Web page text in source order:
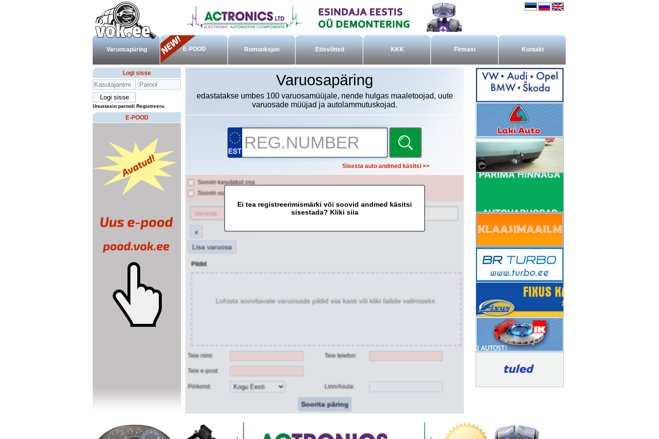
Varuosapäring E-POOD Romuoksjon Ettevõtted KKK Firmast Kontakt
Logi sisse
Unustasin parooli Registreeru
E-POOD
Varuosapäring
edastatakse umbes 100 varuosamüüjale, nende hulgas maaletoojad, uute
varuosade müüjad ja autolammutuskojad.
Sisesta auto andmed käsitsi >>
Ei tea registreerimismärki või soovid andmed käsitsi
sisestada? Kliki siia
Soovin kasutatud osa
Soovin uut osa
Varuosa
x
Lisa varuosa
Pildid
Lohista soovitavate varuosade pildid siia kasti või kliki failide valimiseks.
Teie nimi: Teie telefon:
Teie e-post:
Piirkond: Linn/Asula: